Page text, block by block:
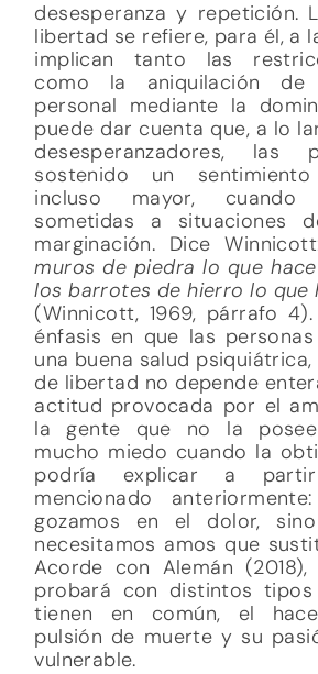
desesperanza y repetición.
libertad se refiere, para él, a
implican tanto las
como la aniquilación de
personal mediante la
puede dar cuenta que, a lo
desesperanzadores, las
sostenido un
incluso mayor, cuando
sometidas a situaciones
marginación. Dice
muros de piedra lo que
los barrotes de hierro lo que
(Winnicott, 1969, párrafo 4).
énfasis en que las
una buena salud
de libertad no depende
actitud provocada por el
la gente que no la
mucho miedo cuando la
podría explicar a
mencionado
gozamos en el dolor,
necesitamos amos que
Acorde con Alemán
probará con distintos
tienen en común, el
pulsión de muerte y su
vulnerable.